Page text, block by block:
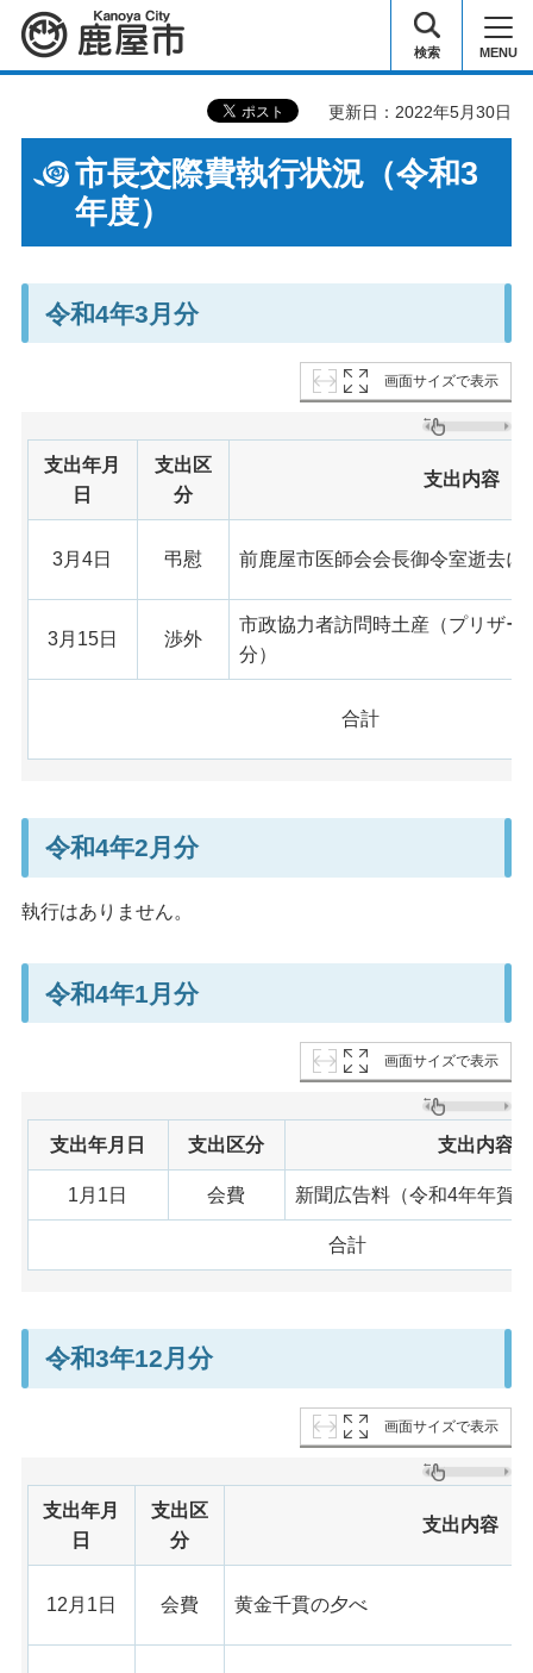
鹿屋市 検索 MENU
更新日：2022年5月30日
市長交際費執行状況（令和3
年度）
令和4年3月分
画面サイズで表示
支出年月
日
支出区
分
支出内容
3月4日 弔慰 前鹿屋市医師会会長御令室逝去に
3月15日 渉外
市政協力者訪問時土産（プリザー
分）
合計
令和4年2月分
執行はありません。
令和4年1月分
画面サイズで表示
支出年月日 支出区分 支出内容
1月1日 会費 新聞広告料（令和4年年賀-
合計
令和3年12月分
画面サイズで表示
支出年月
日
支出区
分
支出内容
12月1日 会費 黄金千貫の夕べ